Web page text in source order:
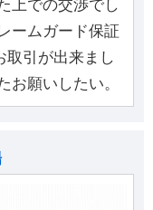
上での交渉でし
ームガード保証
取引が出来まし
お願いしたい。